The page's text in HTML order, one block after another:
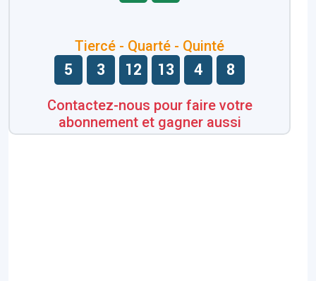
Tiercé - Quarté - Quinté
5 3 12 13 4 8
Contactez-nous pour faire votre
abonnement et gagner aussi